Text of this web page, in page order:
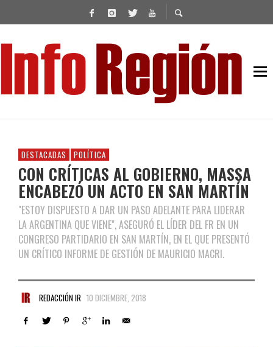
DESTACADAS POLÍTICA
CON CRÍTICAS AL GOBIERNO, MASSA
ENCABEZÓ UN ACTO EN SAN MARTÍN
"ESTOY DISPUESTO A DAR UN PASO ADELANTE PARA LIDERAR
LA ARGENTINA QUE VIENE", ASEGURÓ EL LÍDER DEL FR EN UN
CONGRESO PARTIDARIO EN SAN MARTÍN, EN EL QUE PRESENTÓ
UN CRÍTICO INFORME DE GESTIÓN DE MAURICIO MACRI.
REDACCIÓN IR 10 DICIEMBRE, 2018